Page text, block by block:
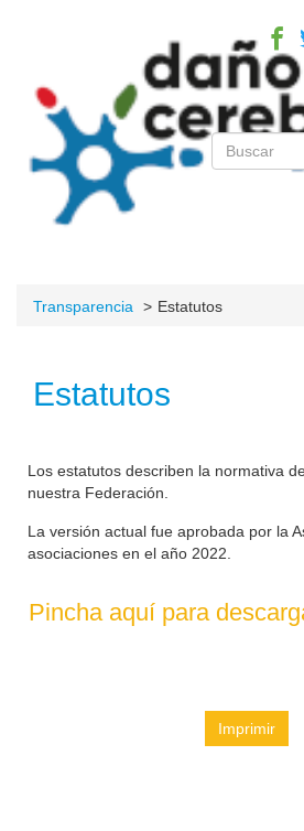
Transparencia Estatutos
Estatutos
Los estatutos describen la normativa
nuestra Federación.
La versión actual fue aprobada por la
asociaciones en el año 2022.
Pincha aquí para
Imprimir